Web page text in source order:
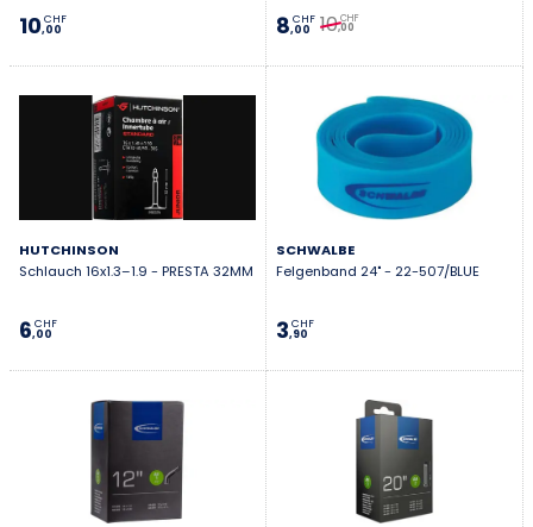
10,00
CHF 8,00
CHF 10,00
CHF
HUTCHINSON
Schlauch 16x1.3–1.9 - PRESTA 32MM
6,00
CHF
SCHWALBE
Felgenband 24" - 22-507/BLUE
3,90
CHF